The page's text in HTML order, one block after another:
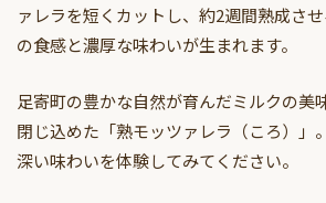
ァレラを短くカットし、約2週間熟成さ
の食感と濃厚な味わいが生まれます。
足寄町の豊かな自然が育んだミルクの美
閉じ込めた「熟モッツァレラ（ころ）」
深い味わいを体験してみてください。